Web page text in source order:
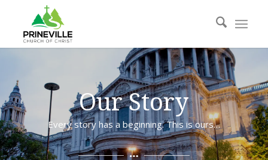
Our Story
Every story has a beginning. This is ours…